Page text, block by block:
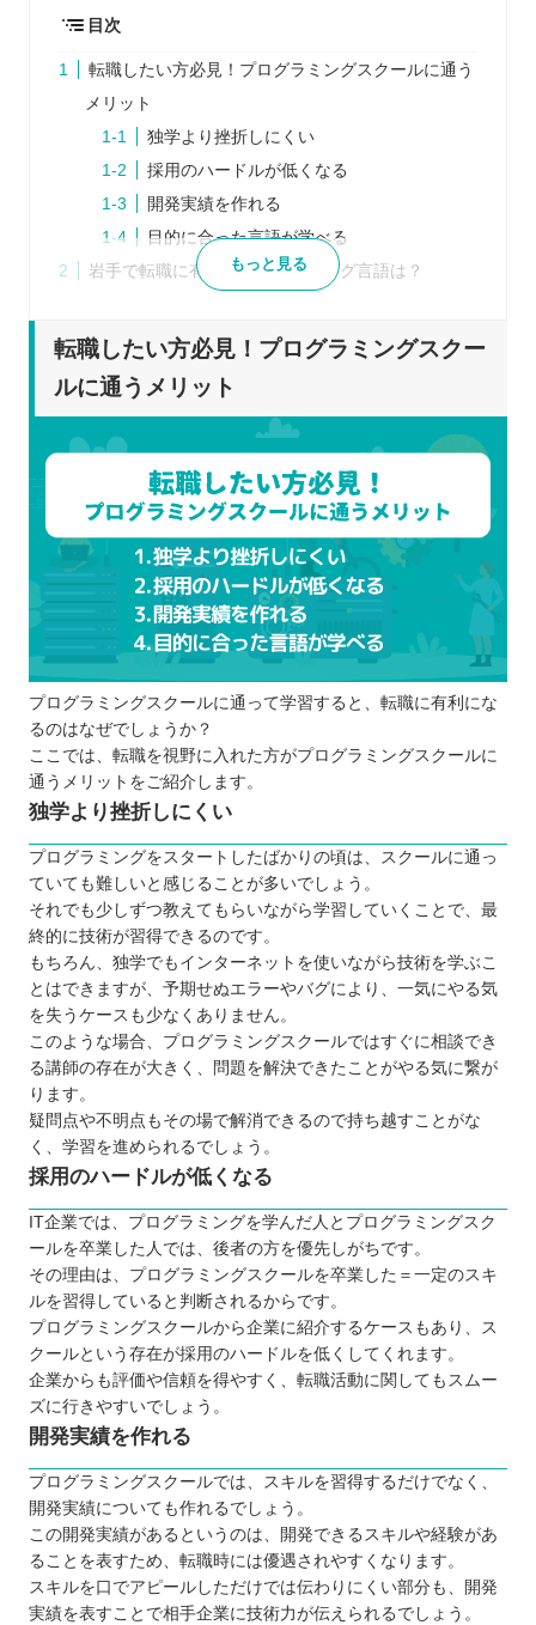
目次
転職したい方必見！プログラミングスクールに通う
メリット
独学より挫折しにくい
採用のハードルが低くなる
開発実績を作れる
目的に合った言語が学べる
岩手で転職に有利なプログラミング言語は？
JavaScript
PHP
C#・C＋＋
Swift
.NET
SQL
岩手で転職するなら合ったプログラミングスクール
を選ぼう
自分に合った授業内容か
現役のエンジニアが講師か
ポートフォリオ作成が含まれているか
転職先の分野は広いか
就職サポートがあるか
給付金や転職が保証されているか
岩手のプログラミングスクールに通う際に気を付け
たいことは？
カリキュラムの充実さを確認する
目標を決めてからスクールを選ぶ
卒業生の口コミや評判をチェックする
岩手のプログラミングスクールで習得してから転職
自分の住んでるエリアでプログラミングスクールを
探したい⭐️
北海道 / 東北
関東
中部
近畿
中国
四国
九州 / 沖縄
もっと見る
転職したい方必見！プログラミングスクー
ルに通うメリット
プログラミングスクールに通って学習すると、転職に有利にな
るのはなぜでしょうか？
ここでは、転職を視野に入れた方がプログラミングスクールに
通うメリットをご紹介します。
独学より挫折しにくい
プログラミングをスタートしたばかりの頃は、スクールに通っ
ていても難しいと感じることが多いでしょう。
それでも少しずつ教えてもらいながら学習していくことで、最
終的に技術が習得できるのです。
もちろん、独学でもインターネットを使いながら技術を学ぶこ
とはできますが、予期せぬエラーやバグにより、一気にやる気
を失うケースも少なくありません。
このような場合、プログラミングスクールではすぐに相談でき
る講師の存在が大きく、問題を解決できたことがやる気に繋が
ります。
疑問点や不明点もその場で解消できるので持ち越すことがな
く、学習を進められるでしょう。
採用のハードルが低くなる
IT企業では、プログラミングを学んだ人とプログラミングスク
ールを卒業した人では、後者の方を優先しがちです。
その理由は、プログラミングスクールを卒業した＝一定のスキ
ルを習得していると判断されるからです。
プログラミングスクールから企業に紹介するケースもあり、ス
クールという存在が採用のハードルを低くしてくれます。
企業からも評価や信頼を得やすく、転職活動に関してもスムー
ズに行きやすいでしょう。
開発実績を作れる
プログラミングスクールでは、スキルを習得するだけでなく、
開発実績についても作れるでしょう。
この開発実績があるというのは、開発できるスキルや経験があ
ることを表すため、転職時には優遇されやすくなります。
スキルを口でアピールしただけでは伝わりにくい部分も、開発
実績を表すことで相手企業に技術力が伝えられるでしょう。